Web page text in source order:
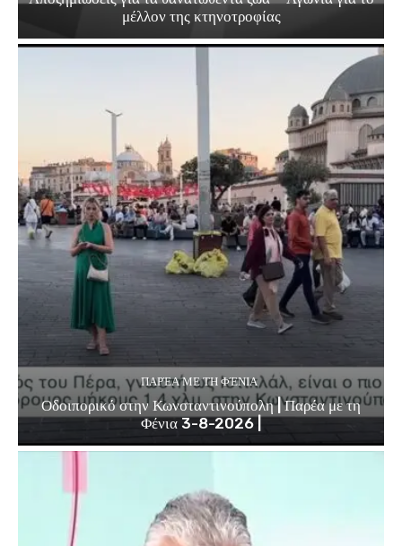
μέλλον της κτηνοτροφίας
ΠΑΡΈΑ ΜΕ ΤΗ ΦΈΝΙΑ
Οδοιπορικό στην Κωνσταντινούπολη | Παρέα με τη
Φένια 3-8-2026 |